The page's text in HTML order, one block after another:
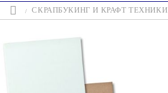
СКРАПБУКИНГ И КРАФТ ТЕХНИКИ